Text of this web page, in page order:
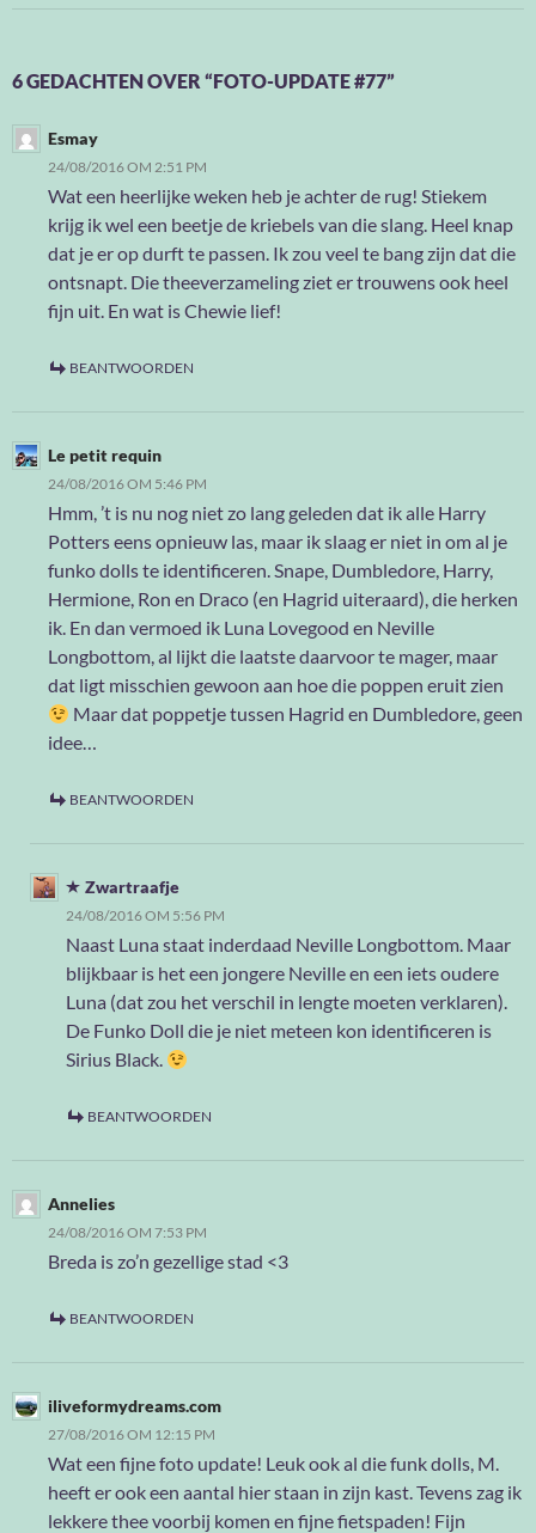
6 GEDACHTEN OVER “FOTO-UPDATE #77”
Esmay
24/08/2016 OM 2:51 PM
Wat een heerlijke weken heb je achter de rug! Stiekem
krijg ik wel een beetje de kriebels van die slang. Heel knap
dat je er op durft te passen. Ik zou veel te bang zijn dat die
ontsnapt. Die theeverzameling ziet er trouwens ook heel
fijn uit. En wat is Chewie lief!
BEANTWOORDEN
Le petit requin
24/08/2016 OM 5:46 PM
Hmm, ’t is nu nog niet zo lang geleden dat ik alle Harry
Potters eens opnieuw las, maar ik slaag er niet in om al je
funko dolls te identificeren. Snape, Dumbledore, Harry,
Hermione, Ron en Draco (en Hagrid uiteraard), die herken
ik. En dan vermoed ik Luna Lovegood en Neville
Longbottom, al lijkt die laatste daarvoor te mager, maar
dat ligt misschien gewoon aan hoe die poppen eruit zien
Maar dat poppetje tussen Hagrid en Dumbledore, geen
idee…
BEANTWOORDEN
Zwartraafje
24/08/2016 OM 5:56 PM
Naast Luna staat inderdaad Neville Longbottom. Maar
blijkbaar is het een jongere Neville en een iets oudere
Luna (dat zou het verschil in lengte moeten verklaren).
De Funko Doll die je niet meteen kon identificeren is
Sirius Black.
BEANTWOORDEN
Annelies
24/08/2016 OM 7:53 PM
Breda is zo’n gezellige stad <3
BEANTWOORDEN
iliveformydreams.com
27/08/2016 OM 12:15 PM
Wat een fijne foto update! Leuk ook al die funk dolls, M.
heeft er ook een aantal hier staan in zijn kast. Tevens zag ik
lekkere thee voorbij komen en fijne fietspaden! Fijn